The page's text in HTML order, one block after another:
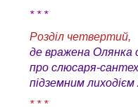
* * *
Розділ четвертий,
де вражена Олянка
про слюсаря-
підземним
* * *